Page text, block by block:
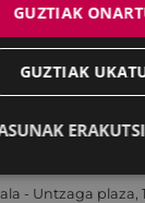
sare sozial
- Untzaga plaza,
GUZTIAK
GUZTIAK
ERAKUTSI